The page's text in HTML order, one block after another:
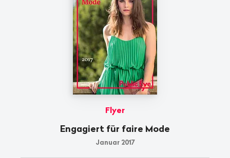
Flyer
Engagiert für faire Mode
Januar 2017